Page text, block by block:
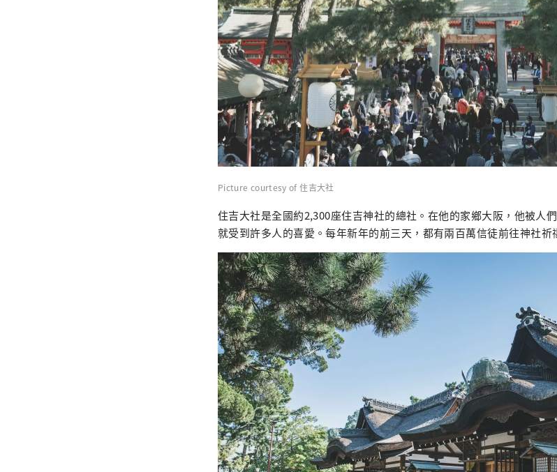
Picture courtesy of 住吉大社
住吉大社是全國約2,300座住吉神社的總社。在他的家鄉大阪，他被
就受到許多人的喜愛。每年新年的前三天，都有兩百萬信徒前往神社祈